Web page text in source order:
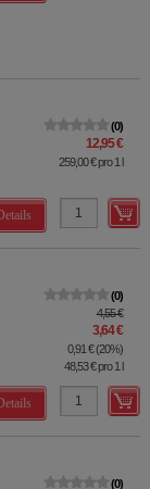
0
12,95 €
259,00 €pro 1 l
Details
0
4,55 €
3,64 €
0,91 €(20%)
48,53 €pro 1 l
Details
0